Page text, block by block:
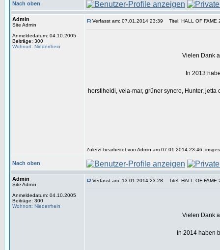
Nach oben
Admin
Site Admin
Anmeldedatum: 04.10.2005
Beiträge: 300
Wohnort: Niederrhein
Verfasst am: 07.01.2014 23:39 Titel: HALL OF FAME
Vielen Dank
In 2013
horstiheidi, vela-mar, grüner syncro, Hunter,
Zuletzt bearbeitet von Admin am 07.01.2014 23:46,
Nach oben
Admin
Site Admin
Anmeldedatum: 04.10.2005
Beiträge: 300
Wohnort: Niederrhein
Verfasst am: 13.01.2014 23:28 Titel: HALL OF FAME
Vielen Dank
In 2014 haben